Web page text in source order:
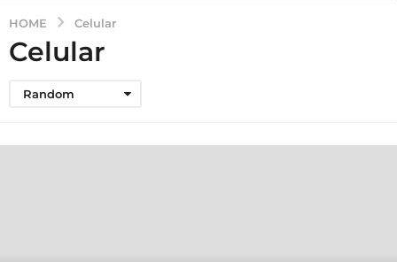
HOME Celular
Celular
Random